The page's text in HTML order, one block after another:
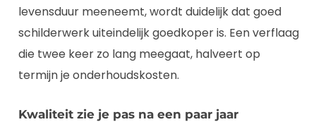
levensduur meeneemt, wordt duidelijk dat goed
schilderwerk uiteindelijk goedkoper is. Een verflaag
die twee keer zo lang meegaat, halveert op
termijn je onderhoudskosten.
Kwaliteit zie je pas na een paar jaar